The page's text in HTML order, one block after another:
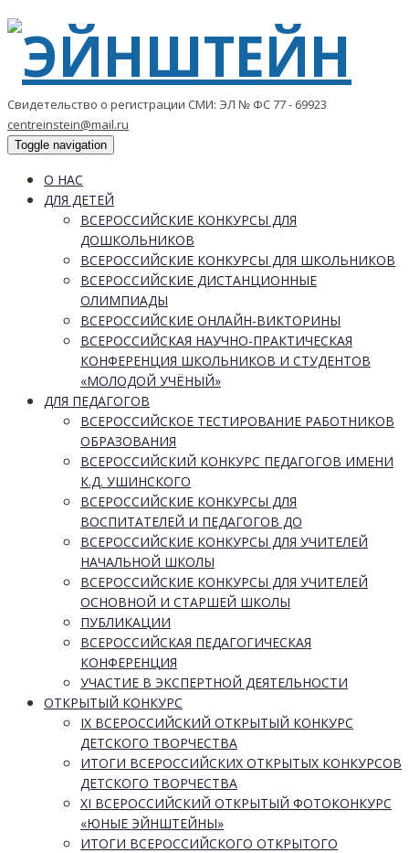
Свидетельство о регистрации СМИ: ЭЛ № ФС 77 - 69923
centreinstein@mail.ru
Toggle navigation
О НАС
ДЛЯ ДЕТЕЙ
ВСЕРОССИЙСКИЕ КОНКУРСЫ ДЛЯ
ДОШКОЛЬНИКОВ
ВСЕРОССИЙСКИЕ КОНКУРСЫ ДЛЯ ШКОЛЬНИКОВ
ВСЕРОССИЙСКИЕ ДИСТАНЦИОННЫЕ
ОЛИМПИАДЫ
ВСЕРОССИЙСКИЕ ОНЛАЙН-ВИКТОРИНЫ
ВСЕРОССИЙСКАЯ НАУЧНО-ПРАКТИЧЕСКАЯ
КОНФЕРЕНЦИЯ ШКОЛЬНИКОВ И СТУДЕНТОВ
«МОЛОДОЙ УЧЁНЫЙ»
ДЛЯ ПЕДАГОГОВ
ВСЕРОССИЙСКОЕ ТЕСТИРОВАНИЕ РАБОТНИКОВ
ОБРАЗОВАНИЯ
ВСЕРОССИЙСКИЙ КОНКУРС ПЕДАГОГОВ ИМЕНИ
К.Д. УШИНСКОГО
ВСЕРОССИЙСКИЕ КОНКУРСЫ ДЛЯ
ВОСПИТАТЕЛЕЙ И ПЕДАГОГОВ ДО
ВСЕРОССИЙСКИЕ КОНКУРСЫ ДЛЯ УЧИТЕЛЕЙ
НАЧАЛЬНОЙ ШКОЛЫ
ВСЕРОССИЙСКИЕ КОНКУРСЫ ДЛЯ УЧИТЕЛЕЙ
ОСНОВНОЙ И СТАРШЕЙ ШКОЛЫ
ПУБЛИКАЦИИ
ВСЕРОССИЙСКАЯ ПЕДАГОГИЧЕСКАЯ
КОНФЕРЕНЦИЯ
УЧАСТИЕ В ЭКСПЕРТНОЙ ДЕЯТЕЛЬНОСТИ
ОТКРЫТЫЙ КОНКУРС
IX ВСЕРОССИЙСКИЙ ОТКРЫТЫЙ КОНКУРС
ДЕТСКОГО ТВОРЧЕСТВА
ИТОГИ ВСЕРОССИЙСКИХ ОТКРЫТЫХ КОНКУРСОВ
ДЕТСКОГО ТВОРЧЕСТВА
XI ВСЕРОССИЙСКИЙ ОТКРЫТЫЙ ФОТОКОНКУРС
«ЮНЫЕ ЭЙНШТЕЙНЫ»
ИТОГИ ВСЕРОССИЙСКОГО ОТКРЫТОГО